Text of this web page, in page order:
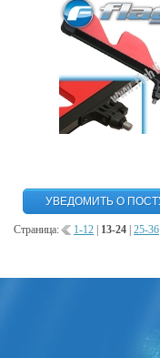
Страница: 1-12 13-24 25-36